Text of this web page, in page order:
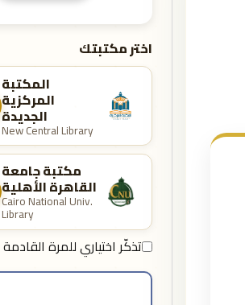
اختر مكتبتك
المكتبة
المركزية
الجديدة
New Central Library
مكتبة جامعة
القاهرة الأهلية
Cairo National Univ.
Library
تذكّر اختياري للمرة القادمة